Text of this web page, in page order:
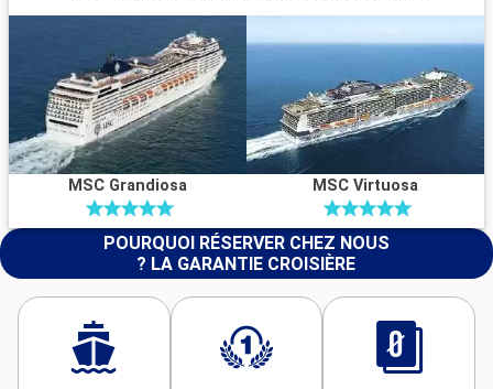
MSC Grandiosa MSC Virtuosa
POURQUOI RÉSERVER CHEZ NOUS
? LA GARANTIE CROISIÈRE